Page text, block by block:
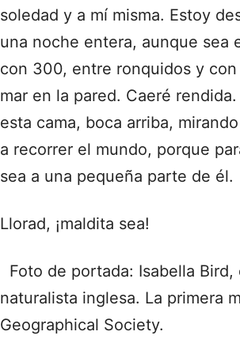
soledad y a mí misma. Estoy
una noche entera, aunque sea
con 300, entre ronquidos y
mar en la pared. Caeré
esta cama, boca arriba,
a recorrer el mundo, porque
sea a una pequeña parte de él.
Llorad, ¡maldita sea!
Foto de portada: Isabella
naturalista inglesa. La primera
Geographical Society.